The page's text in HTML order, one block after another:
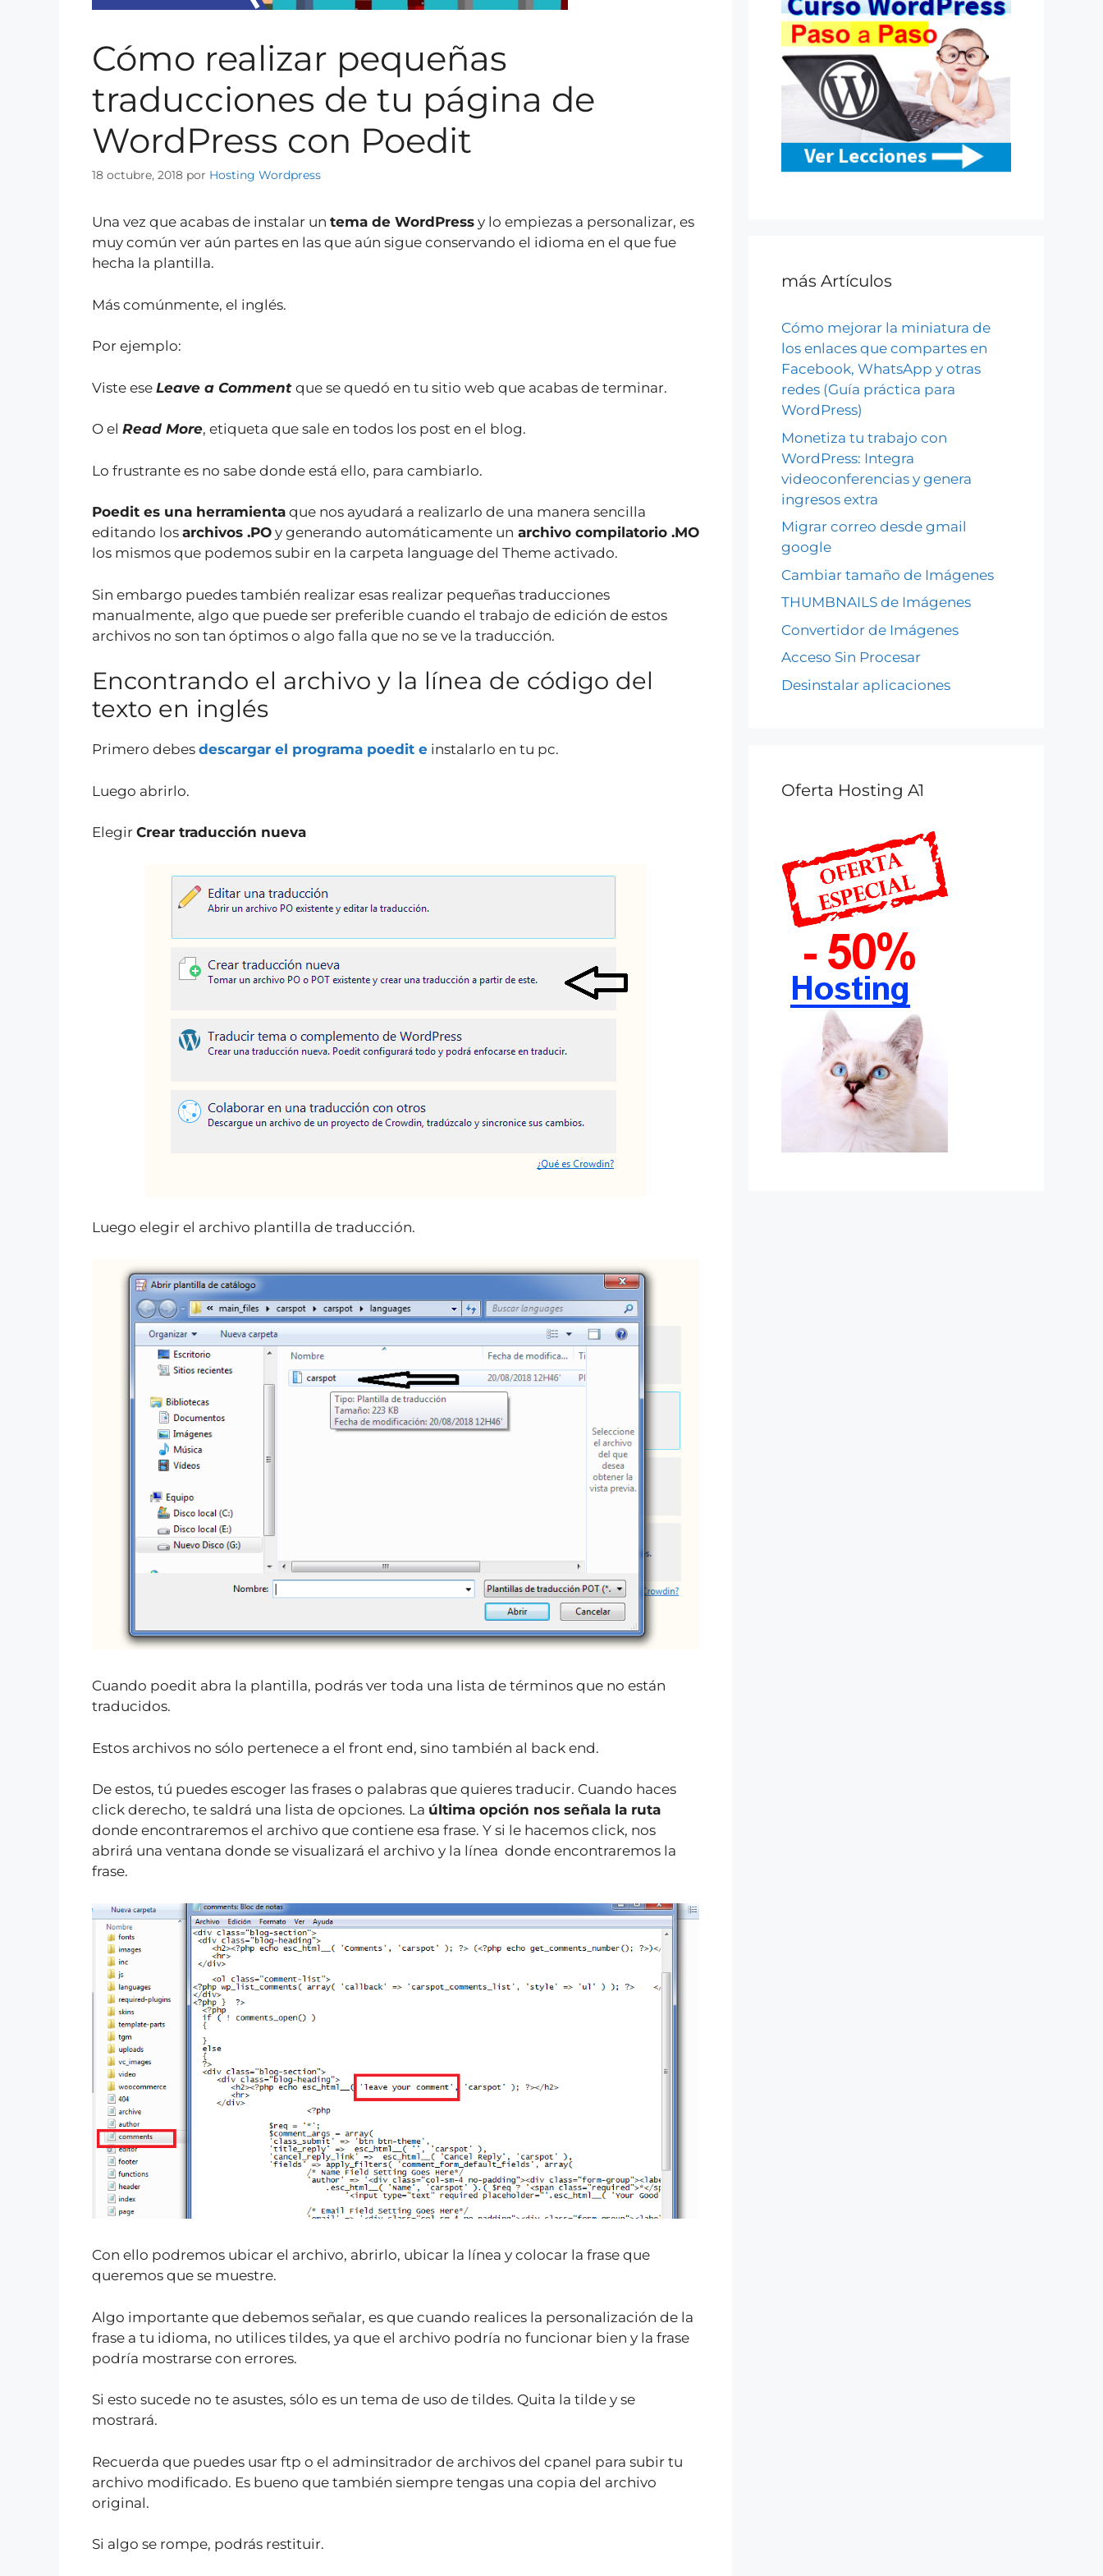
Cómo realizar pequeñas
traducciones de tu página de
WordPress con Poedit
18 octubre, 2018 por Hosting Wordpress
Una vez que acabas de instalar un tema de WordPress y lo empiezas a personalizar, es
muy común ver aún partes en las que aún sigue conservando el idioma en el que fue
hecha la plantilla.
Más comúnmente, el inglés.
Por ejemplo:
Viste ese Leave a Comment que se quedó en tu sitio web que acabas de terminar.
O el Read More, etiqueta que sale en todos los post en el blog.
Lo frustrante es no sabe donde está ello, para cambiarlo.
Poedit es una herramienta que nos ayudará a realizarlo de una manera sencilla
editando los archivos .PO y generando automáticamente un archivo compilatorio .MO
los mismos que podemos subir en la carpeta language del Theme activado.
Sin embargo puedes también realizar esas realizar pequeñas traducciones
manualmente, algo que puede ser preferible cuando el trabajo de edición de estos
archivos no son tan óptimos o algo falla que no se ve la traducción.
Encontrando el archivo y la línea de código del
texto en inglés
Primero debes descargar el programa poedit e instalarlo en tu pc.
Luego abrirlo.
Elegir Crear traducción nueva
Luego elegir el archivo plantilla de traducción.
Cuando poedit abra la plantilla, podrás ver toda una lista de términos que no están
traducidos.
Estos archivos no sólo pertenece a el front end, sino también al back end.
De estos, tú puedes escoger las frases o palabras que quieres traducir. Cuando haces
click derecho, te saldrá una lista de opciones. La última opción nos señala la ruta
donde encontraremos el archivo que contiene esa frase. Y si le hacemos click, nos
abrirá una ventana donde se visualizará el archivo y la línea donde encontraremos la
frase.
Con ello podremos ubicar el archivo, abrirlo, ubicar la línea y colocar la frase que
queremos que se muestre.
Algo importante que debemos señalar, es que cuando realices la personalización de la
frase a tu idioma, no utilices tildes, ya que el archivo podría no funcionar bien y la frase
podría mostrarse con errores.
Si esto sucede no te asustes, sólo es un tema de uso de tildes. Quita la tilde y se
mostrará.
Recuerda que puedes usar ftp o el adminsitrador de archivos del cpanel para subir tu
archivo modificado. Es bueno que también siempre tengas una copia del archivo
original.
Si algo se rompe, podrás restituir.
más Artículos
Cómo mejorar la miniatura de
los enlaces que compartes en
Facebook, WhatsApp y otras
redes (Guía práctica para
WordPress)
Monetiza tu trabajo con
WordPress: Integra
videoconferencias y genera
ingresos extra
Migrar correo desde gmail
google
Cambiar tamaño de Imágenes
THUMBNAILS de Imágenes
Convertidor de Imágenes
Acceso Sin Procesar
Desinstalar aplicaciones
Oferta Hosting A1